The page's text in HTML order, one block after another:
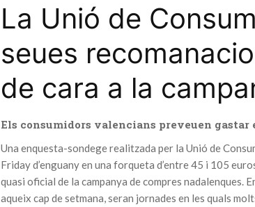
La Unió de
seues
de cara a la
Els consumidors valencians preveuen gastar
Una enquesta-sondege realitzada per la Unió de
Friday d’enguany en una forqueta d’entre 45 i 105
quasi oficial de la campanya de compres
aqueix cap de setmana, seran jornades en les quals